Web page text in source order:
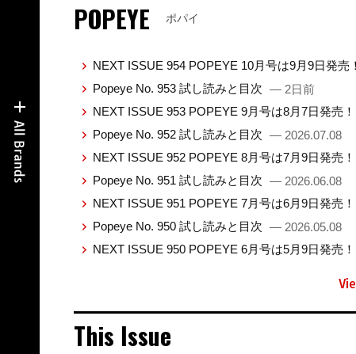
POPEYE ポパイ
NEXT ISSUE 954 POPEYE 10月号は9月9日発売
Popeye No. 953 試し読みと目次 — 2日前
NEXT ISSUE 953 POPEYE 9月号は8月7日発売！
Popeye No. 952 試し読みと目次 — 2026.07.08
NEXT ISSUE 952 POPEYE 8月号は7月9日発売！
Popeye No. 951 試し読みと目次 — 2026.06.08
NEXT ISSUE 951 POPEYE 7月号は6月9日発売！
Popeye No. 950 試し読みと目次 — 2026.05.08
NEXT ISSUE 950 POPEYE 6月号は5月9日発売！
This Issue